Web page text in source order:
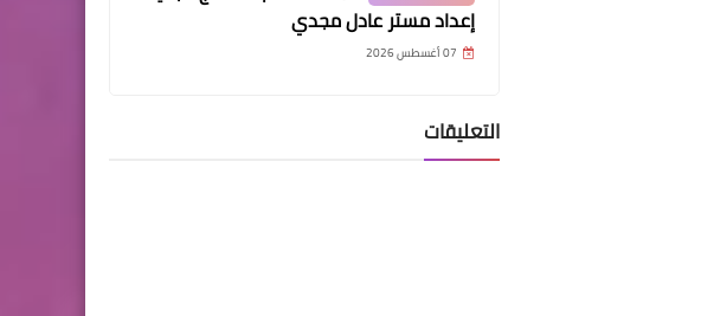
إعداد مستر عادل مجدي
07 أغسطس 2026
التعليقات